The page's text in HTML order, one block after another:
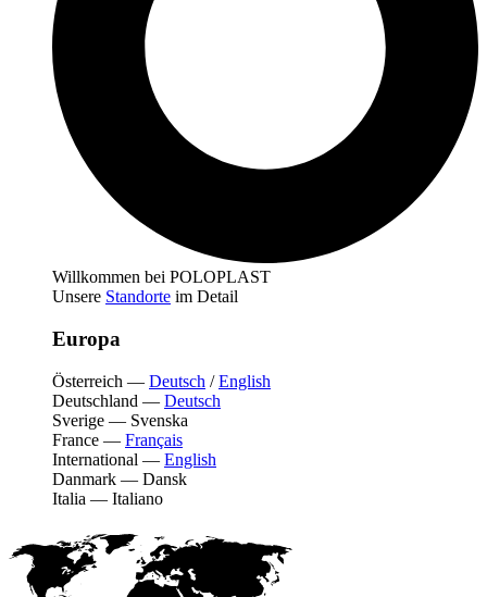
Willkommen bei POLOPLAST
Unsere Standorte im Detail
Europa
Österreich — Deutsch /English
Deutschland — Deutsch
Sverige — Svenska
France — Français
International — English
Danmark — Dansk
Italia — Italiano